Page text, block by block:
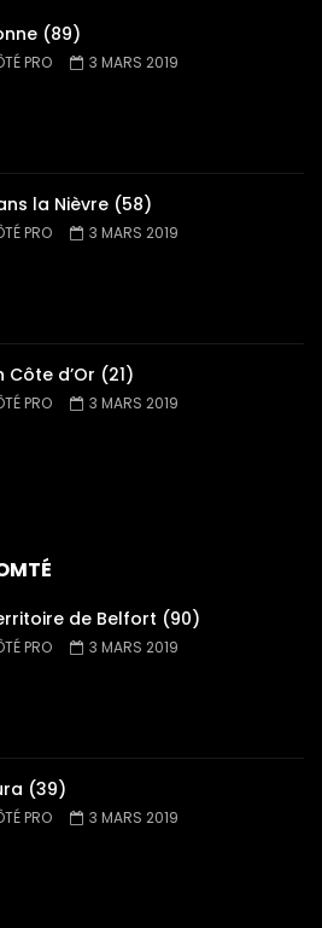
(89)
PRO 3 MARS 2019
la Nièvre (58)
PRO 3 MARS 2019
Côte d’Or (21)
PRO 3 MARS 2019
de Belfort (90)
PRO 3 MARS 2019
(39)
PRO 3 MARS 2019